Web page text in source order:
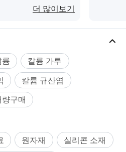
도록 기질 표면을 약간 적십
Silway 715 대 시멘트 질량
더 많이보기
칼륨 가루
칼륨 규산염
구매
원자재 실리콘 소재